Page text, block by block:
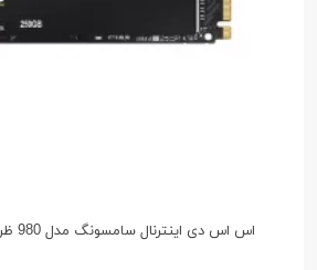
اس اس دی اینترنال سامسونگ مدل 980 ظرفیت 250 گیگابایت